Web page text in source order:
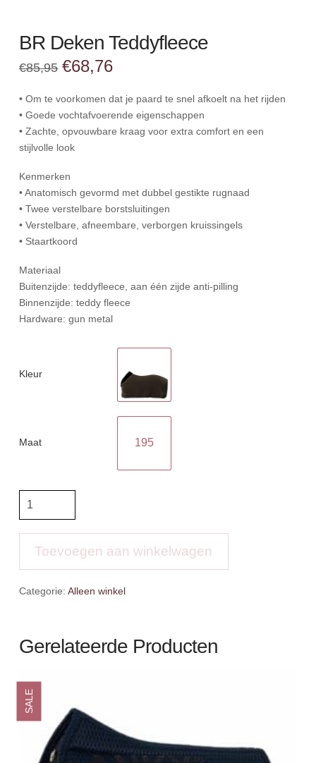
BR Deken Teddyfleece
€85,95 Oorspronkelijke
prijs
€85,95.
€68,76
€68,76.
• Om te voorkomen dat je paard te snel afkoelt na het rijden
• Goede vochtafvoerende eigenschappen
• Zachte, opvouwbare kraag voor extra comfort en een
stijlvolle look
Kenmerken
• Anatomisch gevormd met dubbel gestikte rugnaad
• Twee verstelbare borstsluitingen
• Verstelbare, afneembare, verborgen kruissingels
• Staartkoord
Materiaal
Buitenzijde: teddyfleece, aan één zijde anti-pilling
Binnenzijde: teddy fleece
Hardware: gun metal
Kleur
Maat 195
aantalToevoegen aan winkelwagen
Categorie: Alleen winkel
Gerelateerde Producten
SALE